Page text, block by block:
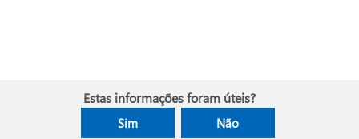
Estas informações foram úteis?
Sim Não